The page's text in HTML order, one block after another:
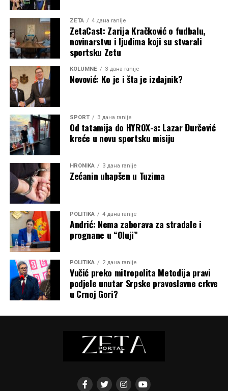
ZETA 4 дана ranije
ZetaCast: Zarija Kračković o fudbalu,
novinarstvu i ljudima koji su stvarali
sportsku Zetu
KOLUMNE 3 дана ranije
Novović: Ko je i šta je izdajnik?
SPORT 3 дана ranije
Od tatamija do HYROX-a: Lazar Đurčević
kreće u novu sportsku misiju
HRONIKA 3 дана ranije
Zećanin uhapšen u Tuzima
POLITIKA 4 дана ranije
Andrić: Nema zaborava za stradale i
prognane u “Oluji”
POLITIKA 2 дана ranije
Vučić preko mitropolita Metodija pravi
podjele unutar Srpske pravoslavne crkve
u Crnoj Gori?